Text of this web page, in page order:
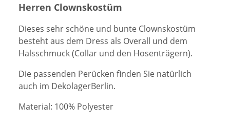
Herren Clownskostüm
Dieses sehr schöne und bunte Clownskostüm
besteht aus dem Dress als Overall und dem
Halsschmuck (Collar und den Hosenträgern).
Die passenden Perücken finden Sie natürlich
auch im DekolagerBerlin.
Material: 100% Polyester